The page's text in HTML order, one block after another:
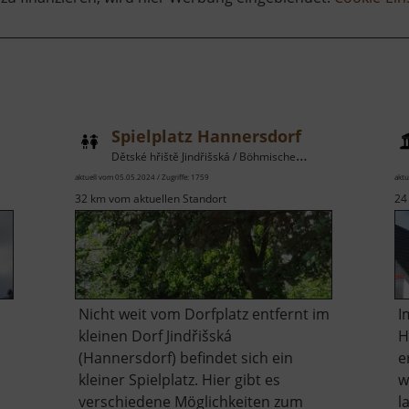
Spielplatz Hannersdorf
Dětské hřiště Jindřišská / Böhmisches Erzgebirge
aktuell vom 05.05.2024 / Zugriffe: 1759
32 km vom aktuellen Standort
Nicht weit vom Dorfplatz entfernt im
kleinen Dorf Jindřišská
(Hannersdorf) befindet sich ein
kleiner Spielplatz. Hier gibt es
verschiedene Möglichkeiten zum